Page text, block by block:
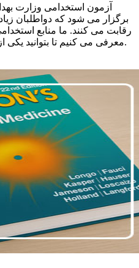
برگزار می شود که دواطلبان
معرفی می کنیم تا بتوانید یکی از پذیرفته شدگان این آزمون باشید.